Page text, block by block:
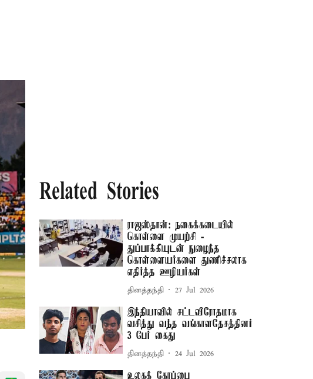
Related Stories
ராஜஸ்தான்: நகைக்கடையில்
கொள்ளை முயற்சி -
துப்பாக்கியுடன் நுழைந்த
கொள்ளையர்களை துணிச்சலாக
எதிர்த்த ஊழியர்கள்
தினத்தந்தி 27 Jul 2026
இந்தியாவில் சட்டவிரோதமாக
வசித்து வந்த வங்காளதேசத்தினர்
3 பேர் கைது
தினத்தந்தி 24 Jul 2026
உலகக் கோப்பை